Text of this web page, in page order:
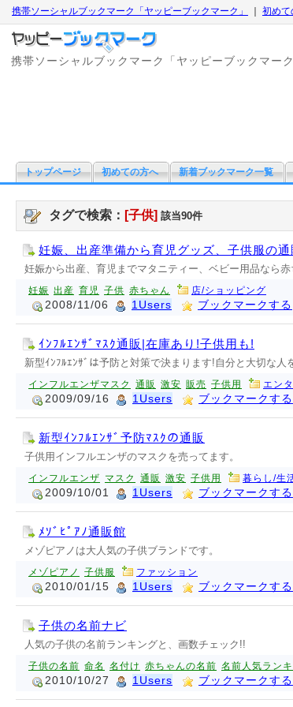
携帯ソーシャルブックマーク「ヤッピーブックマーク」 初めて
携帯ソーシャルブックマーク「ヤッピーブックマー
トップページ 初めての方へ 新着ブックマーク一覧
タグで検索： [子供] 該当90件
妊娠、出産準備から育児グッズ、子供服の
妊娠から出産、育児までマタニティー、ベビー用品なら
妊娠 出産 育児 子供 赤ちゃん 店/ショッピング
2008/11/06 1Users ブックマークする
ｲﾝﾌﾙｴﾝｻﾞﾏｽｸ通販|在庫あり!子供用も!
新型ｲﾝﾌﾙｴﾝｻﾞは予防と対策で決まります!自分と大切な人
インフルエンザマスク 通販 激安 販売 子供用 エン
2009/09/16 1Users ブックマークする
新型ｲﾝﾌﾙｴﾝｻﾞ予防ﾏｽｸの通販
子供用インフルエンザのマスクを売ってます。
インフルエンザ マスク 通販 激安 子供用 暮らし/生
2009/10/01 1Users ブックマークする
ﾒｿﾞﾋﾟｱﾉ通販館
メゾピアノは大人気の子供ブランドです。
メゾピアノ 子供服 ファッション
2010/01/15 1Users ブックマークする
子供の名前ナビ
人気の子供の名前ランキングと、画数チェック!!
子供の名前 命名 名付け 赤ちゃんの名前 名前人気ラン
2010/10/27 1Users ブックマークする